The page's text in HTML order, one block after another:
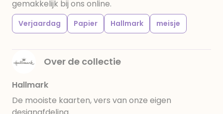
gemakkelijk bij ons online.
Verjaardag Papier Hallmark meisje
Over de collectie
Hallmark
De mooiste kaarten, vers van onze eigen